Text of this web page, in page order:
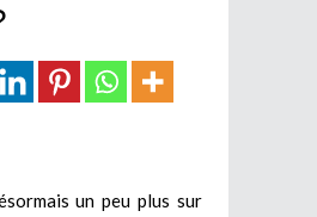
un peu plus sur